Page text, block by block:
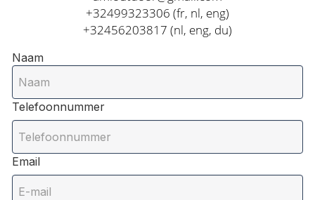
+32499323306 (fr, nl, eng)
+32456203817 (nl, eng, du)
Naam
Telefoonnummer
Email